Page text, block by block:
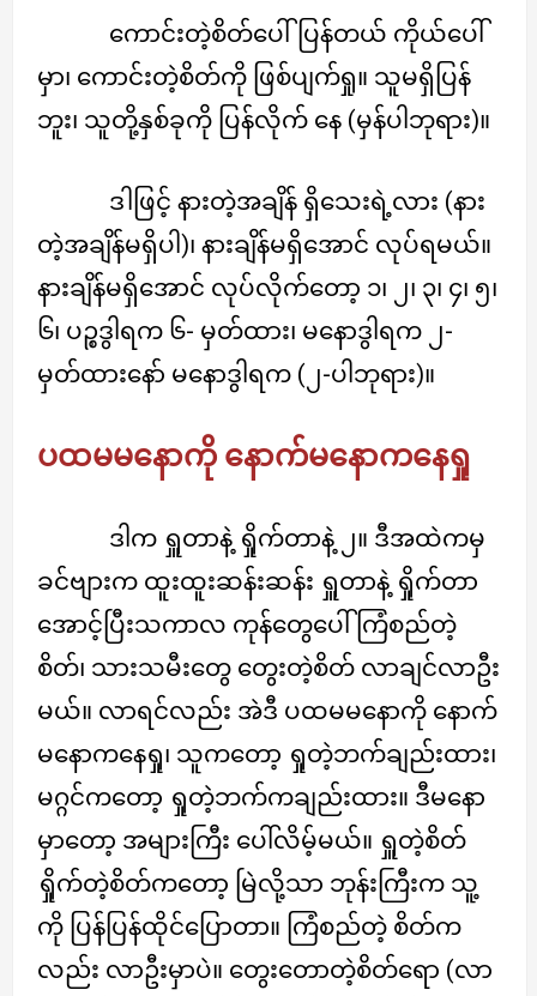
ကောင်းတဲ့စိတ်ပေါ်ပြန်တယ် ကိုယ်ပေါ်
မှာ၊ ကောင်းတဲ့စိတ်ကို ဖြစ်ပျက်ရှု။ သူမရှိပြန်
ဘူး၊ သူတို့နှစ်ခုကို ပြန်လိုက် နေ (မှန်ပါဘုရား)။
ဒါဖြင့် နားတဲ့အချိန် ရှိသေးရဲ့လား (နား
တဲ့အချိန်မရှိပါ)၊ နားချိန်မရှိအောင် လုပ်ရမယ်။
နားချိန်မရှိအောင် လုပ်လိုက်တော့ ၁၊ ၂၊ ၃၊ ၄၊ ၅၊
၆၊ ပဉ္စဒွါရက ၆- မှတ်ထား၊ မနောဒွါရက ၂-
မှတ်ထားနော် မနောဒွါရက (၂-ပါဘုရား)။
ပထမမနောကို နောက်မနောကနေရှု
ဒါက ရှူတာနဲ့ ရှိုက်တာနဲ့ ၂။ ဒီအထဲကမှ
ခင်ဗျားက ထူးထူးဆန်းဆန်း ရှူတာနဲ့ ရှိုက်တာ
အောင့်ပြီးသကာလ ကုန်တွေပေါ် ကြံစည်တဲ့
စိတ်၊ သားသမီးတွေ တွေးတဲ့စိတ် လာချင်လာဦး
မယ်။ လာရင်လည်း အဲဒီ ပထမမနောကို နောက်
မနောကနေရှု၊ သူကတော့ ရှုတဲ့ဘက်ချည်းထား၊
မဂ္ဂင်ကတော့ ရှုတဲ့ဘက်ကချည်းထား။ ဒီမနော
မှာတော့ အများကြီး ပေါ်လိမ့်မယ်။ ရှူတဲ့စိတ်
ရှိုက်တဲ့စိတ်ကတော့ မြဲလို့သာ ဘုန်းကြီးက သူ့
ကို ပြန်ပြန်ထိုင်ပြောတာ။ ကြံစည်တဲ့ စိတ်က
လည်း လာဦးမှာပဲ။ တွေးတောတဲ့စိတ်ရော (လာ